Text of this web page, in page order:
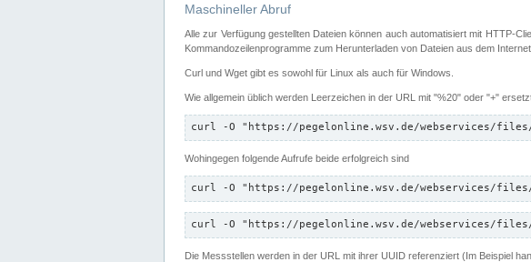
Maschineller Abruf
Alle zur Verfügung gestellten Dateien können auch automatisiert mit HTTP-
Kommandozeilenprogramme zum Herunterladen von Dateien aus dem
Curl und Wget gibt es sowohl für Linux als auch für Windows.
Wie allgemein üblich werden Leerzeichen in der URL mit "%20" oder "+"
curl -O "https://pegelonline.wsv.de/webservices/files/
Wohingegen folgende Aufrufe beide erfolgreich sind
curl -O "https://pegelonline.wsv.de/webservices/files/
curl -O "https://pegelonline.wsv.de/webservices/files/
Die Messstellen werden in der URL mit ihrer UUID referenziert (Im Beispiel